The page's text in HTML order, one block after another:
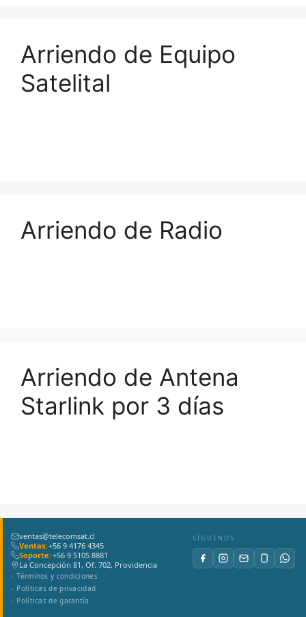
Arriendo de Equipo
Satelital
Arriendo de Radio
Arriendo de Antena
Starlink por 3 días
ventas@telecomsat.cl
Ventas:+56 9 4176 4345
Soporte:+56 9 5105 8881
La Concepción 81, Of. 702, Providencia
SÍGUENOS
Términos y condiciones
Políticas de privacidad
Políticas de garantía